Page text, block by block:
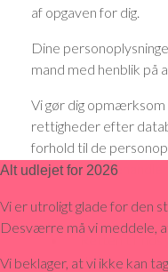
af opgaven for dig.
Dine
mand med henblik på
Vi gør dig opmærksom
rettigheder efter
forhold til de
Feriecenter behandler
Retten til
dig)
Alt udlejet for 2026
Vi er utroligt glade for den
Desværre må vi meddele,
Vi beklager, at vi ikke kan